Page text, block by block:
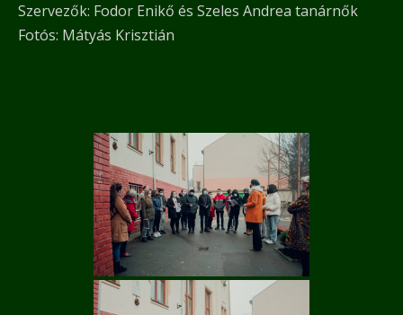
Szervezők: Fodor Enikő és Szeles Andrea tanárnők
Fotós: Mátyás Krisztián